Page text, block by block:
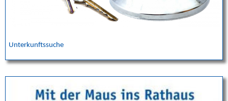
Unterkunftssuche